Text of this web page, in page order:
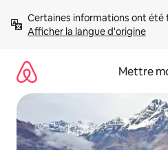
directement
Afficher la langue d'origine
Mettre